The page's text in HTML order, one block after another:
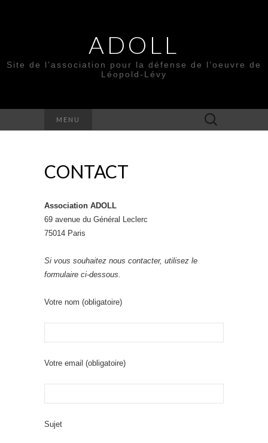
ADOLL
Site de l’association pour la défense de l’oeuvre de
Léopold-Lévy
MENU Rechercher :
CONTACT
Association ADOLL
69 avenue du Général Leclerc
75014 Paris
Si vous souhaitez nous contacter, utilisez le
formulaire ci-dessous.
Votre nom (obligatoire)
Votre email (obligatoire)
Sujet